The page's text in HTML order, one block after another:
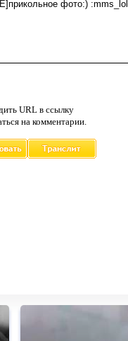
URL в ссылку
на комментарии.